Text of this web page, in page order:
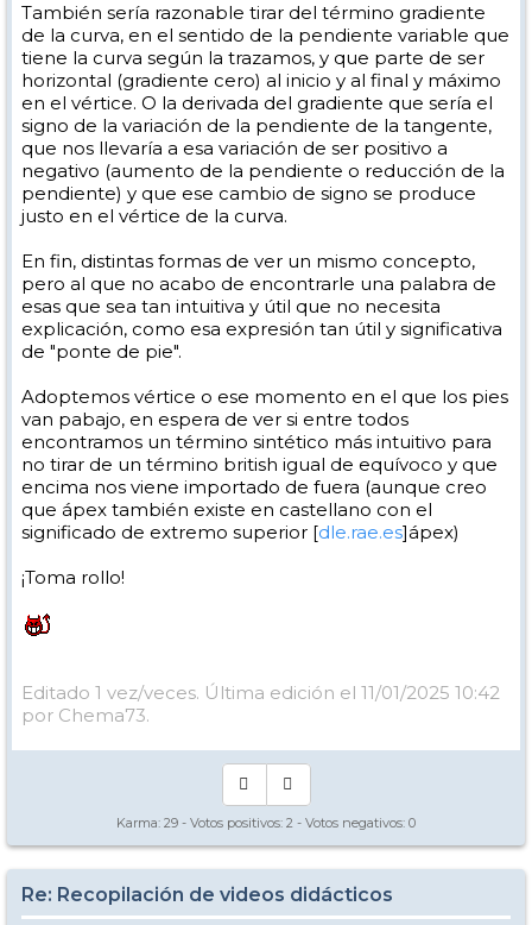
También sería razonable tirar del término gradiente
de la curva, en el sentido de la pendiente variable que
tiene la curva según la trazamos, y que parte de ser
horizontal (gradiente cero) al inicio y al final y máximo
en el vértice. O la derivada del gradiente que sería el
signo de la variación de la pendiente de la tangente,
que nos llevaría a esa variación de ser positivo a
negativo (aumento de la pendiente o reducción de la
pendiente) y que ese cambio de signo se produce
justo en el vértice de la curva.
En fin, distintas formas de ver un mismo concepto,
pero al que no acabo de encontrarle una palabra de
esas que sea tan intuitiva y útil que no necesita
explicación, como esa expresión tan útil y significativa
de "ponte de pie".
Adoptemos vértice o ese momento en el que los pies
van pabajo, en espera de ver si entre todos
encontramos un término sintético más intuitivo para
no tirar de un término british igual de equívoco y que
encima nos viene importado de fuera (aunque creo
que ápex también existe en castellano con el
significado de extremo superior [dle.rae.es]ápex)
¡Toma rollo!
Editado 1 vez/veces. Última edición el 11/01/2025 10:42
por Chema73.
Karma: 29 - Votos positivos: 2 - Votos negativos: 0
Re: Recopilación de videos didácticos